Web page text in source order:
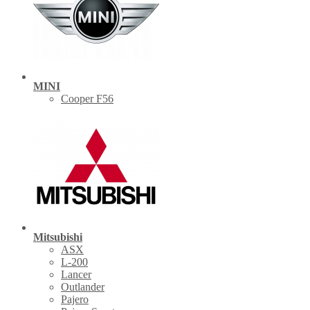
MINI
Cooper F56
Mitsubishi
ASX
L-200
Lancer
Outlander
Pajero